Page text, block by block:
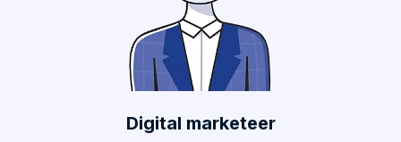
Digital marketeer